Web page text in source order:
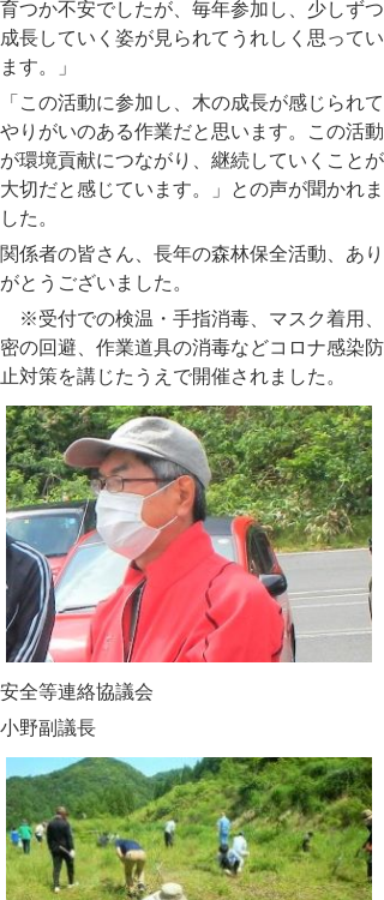
育つか不安でしたが、毎年参加し、少しずつ
成長していく姿が見られてうれしく思ってい
ます。」
「この活動に参加し、木の成長が感じられて
やりがいのある作業だと思います。この活動
が環境貢献につながり、継続していくことが
大切だと感じています。」との声が聞かれま
した。
関係者の皆さん、長年の森林保全活動、あり
がとうございました。
※受付での検温・手指消毒、マスク着用、
密の回避、作業道具の消毒などコロナ感染防
止対策を講じたうえで開催されました。
安全等連絡協議会
小野副議長